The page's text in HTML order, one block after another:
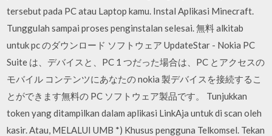
tersebut pada PC atau Laptop kamu. Instal Aplikasi Minecraft.
Tunggulah sampai proses penginstalan selesai. 無料 alkitab
untuk pc のダウンロード ソフトウェア UpdateStar - Nokia PC
Suite は、デバイスと、PC 1 つだった場合は、PC とアクセスの
モバイル コンテンツにあなたの nokia 製デバイスを接続するこ
とができます無料の PC ソフトウェア製品です。 Tunjukkan
token yang ditampilkan dalam aplikasi LinkAja untuk di scan oleh
kasir. Atau, MELALUI UMB *) Khusus pengguna Telkomsel. Tekan